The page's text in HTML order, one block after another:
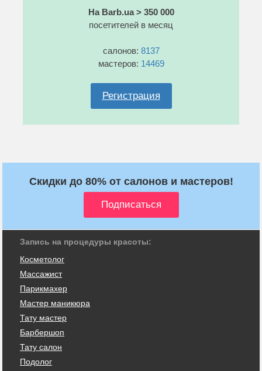
На Barb.ua > 350 000
посетителей в месяц
салонов: 8137
мастеров: 14469
Регистрация
Скидки до 80% от салонов и мастеров!
Запись на процедуры красоты:
Косметолог
Массажист
Парикмахер
Мастер маникюра
Тату мастер
Барбершоп
Тату салон
Подолог